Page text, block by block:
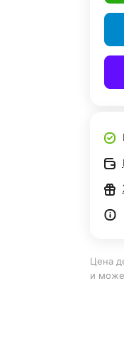
Цена
и